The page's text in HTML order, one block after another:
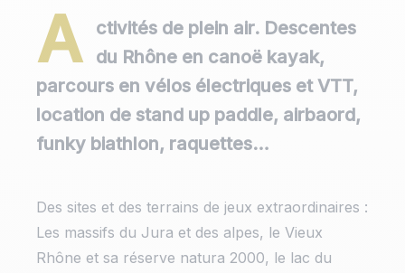
A
ctivités de plein air. Descentes
du Rhône en canoë kayak,
parcours en vélos électriques et VTT,
location de stand up paddle, airbaord,
funky biathlon, raquettes…
Des sites et des terrains de jeux extraordinaires :
Les massifs du Jura et des alpes, le Vieux
Rhône et sa réserve natura 2000, le lac du